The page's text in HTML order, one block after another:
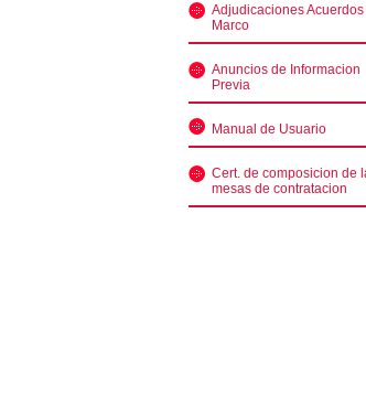
Adjudicaciones Acuerdos
Marco
Anuncios de Informacion
Previa
Manual de Usuario
Cert. de composicion de
mesas de contratacion